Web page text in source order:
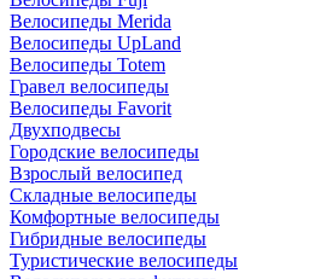
Велосипеды Merida
Велосипеды UpLand
Велосипеды Totem
Гравел велосипеды
Велосипеды Favorit
Двухподвесы
Городские велосипеды
Взрослый велосипед
Складные велосипеды
Комфортные велосипеды
Гибридные велосипеды
Туристические велосипеды